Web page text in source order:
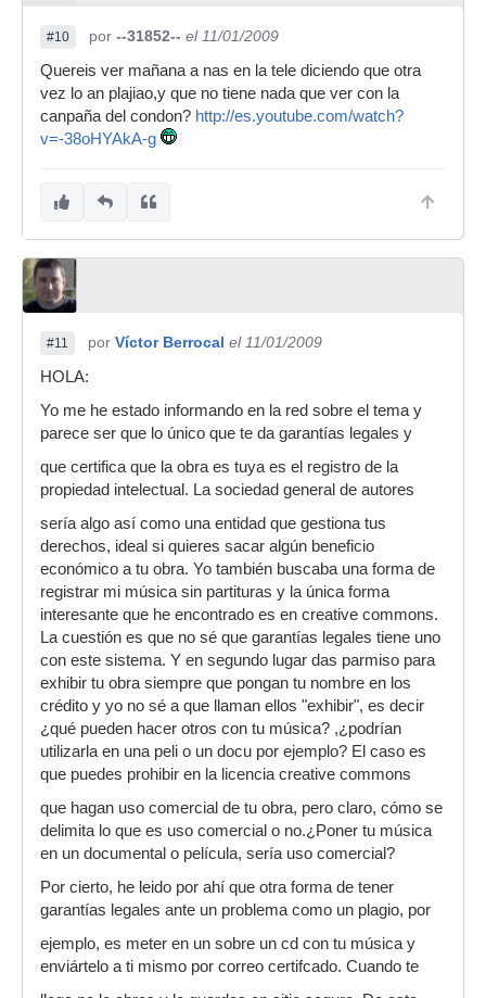
#10 por --31852-- el 11/01/2009
Quereis ver mañana a nas en la tele diciendo que otra
vez lo an plajiao,y que no tiene nada que ver con la
canpaña del condon? http://es.youtube.com/watch?
v=-38oHYAkA-g
#11 por Víctor Berrocal el 11/01/2009
HOLA:
Yo me he estado informando en la red sobre el tema y
parece ser que lo único que te da garantías legales y
que certifica que la obra es tuya es el registro de la
propiedad intelectual. La sociedad general de autores
sería algo así como una entidad que gestiona tus
derechos, ideal si quieres sacar algún beneficio
económico a tu obra. Yo también buscaba una forma de
registrar mi música sin partituras y la única forma
interesante que he encontrado es en creative commons.
La cuestión es que no sé que garantías legales tiene uno
con este sistema. Y en segundo lugar das parmiso para
exhibir tu obra siempre que pongan tu nombre en los
crédito y yo no sé a que llaman ellos "exhibir", es decir
¿qué pueden hacer otros con tu música? ,¿podrían
utilizarla en una peli o un docu por ejemplo? El caso es
que puedes prohibir en la licencia creative commons
que hagan uso comercial de tu obra, pero claro, cómo se
delimita lo que es uso comercial o no.¿Poner tu música
en un documental o película, sería uso comercial?
Por cierto, he leido por ahí que otra forma de tener
garantías legales ante un problema como un plagio, por
ejemplo, es meter en un sobre un cd con tu música y
enviártelo a ti mismo por correo certifcado. Cuando te